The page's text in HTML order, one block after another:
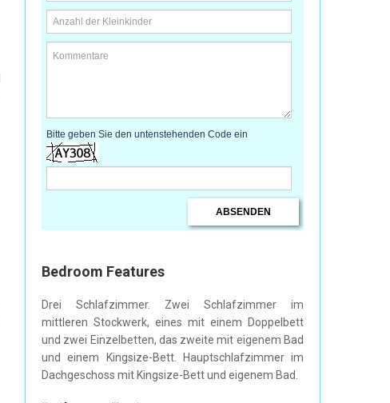
Bitte geben Sie den untenstehenden Code ein
Bedroom Features
Drei Schlafzimmer. Zwei Schlafzimmer im
mittleren Stockwerk, eines mit einem Doppelbett
und zwei Einzelbetten, das zweite mit eigenem Bad
und einem Kingsize-Bett. Hauptschlafzimmer im
Dachgeschoss mit Kingsize-Bett und eigenem Bad.